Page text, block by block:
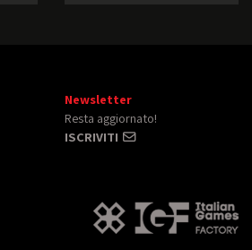
Newsletter
Resta aggiornato!
ISCRIVITI